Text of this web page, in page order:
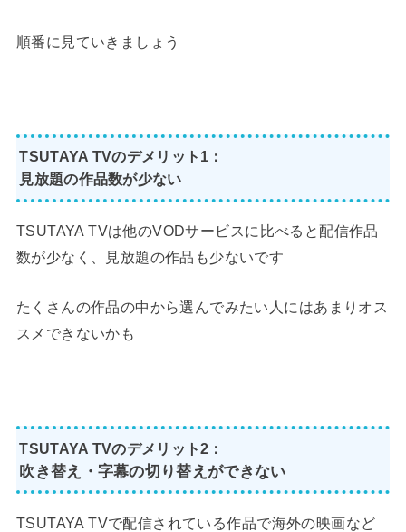
順番に見ていきましょう
TSUTAYA TVのデメリット1：
見放題の作品数が少ない
TSUTAYA TVは他のVODサービスに比べると配信作品
数が少なく、見放題の作品も少ないです
たくさんの作品の中から選んでみたい人にはあまりオス
スメできないかも
TSUTAYA TVのデメリット2：
吹き替え・字幕の切り替えができない
TSUTAYA TVで配信されている作品で海外の映画など